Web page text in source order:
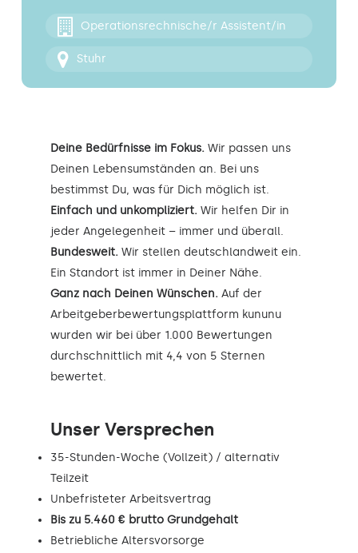
Kontakt
Operationsrechnische/r Assistent/in
Stuhr
Deine Bedürfnisse im Fokus. Wir passen uns
Deinen Lebensumständen an. Bei uns
bestimmst Du, was für Dich möglich ist.
Einfach und unkompliziert. Wir helfen Dir in
jeder Angelegenheit – immer und überall.
Bundesweit. Wir stellen deutschlandweit ein.
Ein Standort ist immer in Deiner Nähe.
Ganz nach Deinen Wünschen. Auf der
Arbeitgeberbewertungsplattform kununu
wurden wir bei über 1.000 Bewertungen
durchschnittlich mit 4,4 von 5 Sternen
bewertet.
Unser Versprechen
35-Stunden-Woche (Vollzeit) / alternativ
Teilzeit
Unbefristeter Arbeitsvertrag
Bis zu 5.460 € brutto Grundgehalt
Betriebliche Altersvorsorge